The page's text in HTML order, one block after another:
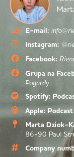
E-mail:
Instagram:
Facebook:
Grupa na
Pogardy
Spotify:
Apple: Podcast
Marta Dziok-
86-90 Paul
Company